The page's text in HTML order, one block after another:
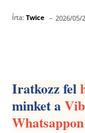
Írta: Twice - 2026/05/
Iratkozz fel
minket a
Whatsappon